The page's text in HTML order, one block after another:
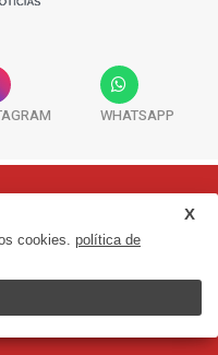
WHATSAPP
| Florianópolis-SC | CEP:
- RCN. Todos os direitos
cookies. política de